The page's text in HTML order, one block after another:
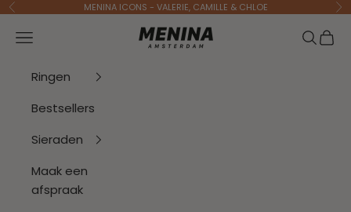
Naar inhoud
Vorige MENINA ICONS - VALERIE, CAMILLE & CHLOE
Menina Amsterdam
Navigatiemenu openen Zoeken
Ringen
Bestsellers
Sieraden
Maak een
afspraak